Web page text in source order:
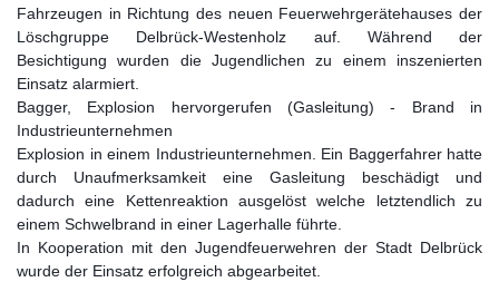
Fahrzeugen in Richtung des neuen Feuerwehrgerätehauses der
Löschgruppe Delbrück-Westenholz auf. Während der
Besichtigung wurden die Jugendlichen zu einem inszenierten
Einsatz alarmiert.
Bagger, Explosion hervorgerufen (Gasleitung) - Brand in
Industrieunternehmen
Explosion in einem Industrieunternehmen. Ein Baggerfahrer hatte
durch Unaufmerksamkeit eine Gasleitung beschädigt und
dadurch eine Kettenreaktion ausgelöst welche letztendlich zu
einem Schwelbrand in einer Lagerhalle führte.
In Kooperation mit den Jugendfeuerwehren der Stadt Delbrück
wurde der Einsatz erfolgreich abgearbeitet.